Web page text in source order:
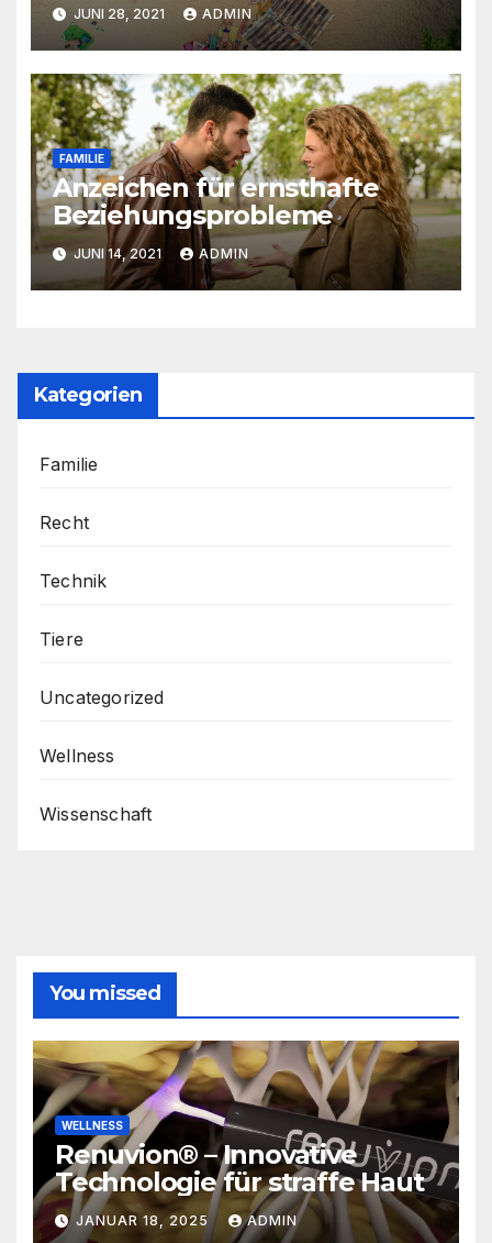
JUNI 28, 2021 ADMIN
FAMILIE
Anzeichen für ernsthafte
Beziehungsprobleme
JUNI 14, 2021 ADMIN
Kategorien
Familie
Recht
Technik
Tiere
Uncategorized
Wellness
Wissenschaft
You missed
WELLNESS
Renuvion® – Innovative
Technologie für straffe Haut
JANUAR 18, 2025 ADMIN